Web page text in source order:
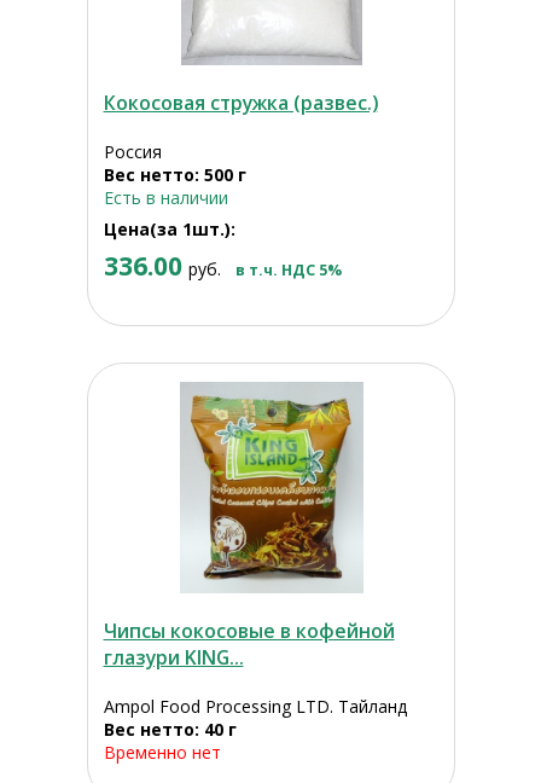
Кокосовая стружка (развес.)
Россия
Вес нетто: 500 г
Есть в наличии
Цена(за 1шт.):
336.00 руб. в т.ч. НДС 5%
Чипсы кокосовые в кофейной
глазури KING...
Ampol Food Processing LTD. Тайланд
Вес нетто: 40 г
Временно нет